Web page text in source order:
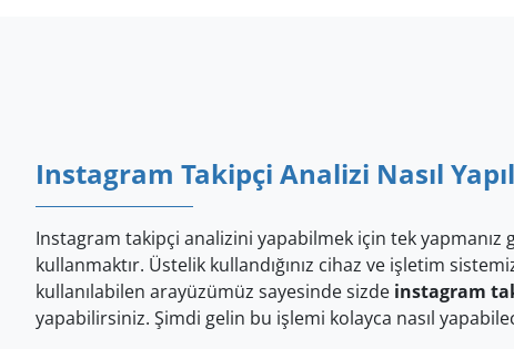
Instagram Takipçi Analizi Nasıl
Instagram takipçi analizini yapabilmek için tek
kullanmaktır. Üstelik kullandığınız cihaz ve işletim
kullanılabilen arayüzümüz sayesinde sizde instagram
yapabilirsiniz. Şimdi gelin bu işlemi kolayca nasıl